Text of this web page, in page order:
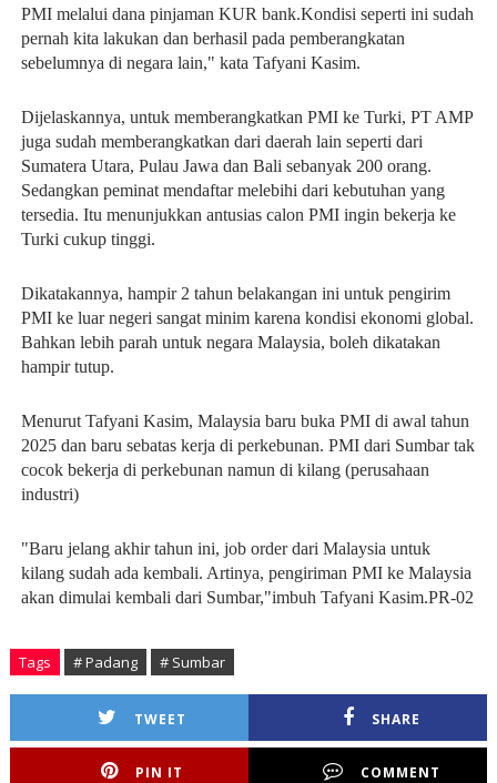
PMI melalui dana pinjaman KUR bank.Kondisi seperti ini sudah
pernah kita lakukan dan berhasil pada pemberangkatan
sebelumnya di negara lain," kata Tafyani Kasim.
Dijelaskannya, untuk memberangkatkan PMI ke Turki, PT AMP
juga sudah memberangkatkan dari daerah lain seperti dari
Sumatera Utara, Pulau Jawa dan Bali sebanyak 200 orang.
Sedangkan peminat mendaftar melebihi dari kebutuhan yang
tersedia. Itu menunjukkan antusias calon PMI ingin bekerja ke
Turki cukup tinggi.
Dikatakannya, hampir 2 tahun belakangan ini untuk pengirim
PMI ke luar negeri sangat minim karena kondisi ekonomi global.
Bahkan lebih parah untuk negara Malaysia, boleh dikatakan
hampir tutup.
Menurut Tafyani Kasim, Malaysia baru buka PMI di awal tahun
2025 dan baru sebatas kerja di perkebunan. PMI dari Sumbar tak
cocok bekerja di perkebunan namun di kilang (perusahaan
industri)
"Baru jelang akhir tahun ini, job order dari Malaysia untuk
kilang sudah ada kembali. Artinya, pengiriman PMI ke Malaysia
akan dimulai kembali dari Sumbar,"imbuh Tafyani Kasim.PR-02
Tags # Padang # Sumbar
TWEET SHARE
PIN IT COMMENT